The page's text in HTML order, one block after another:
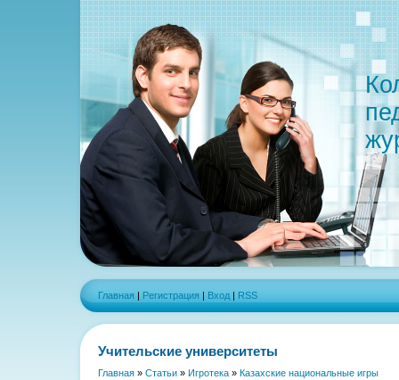
Главная | Регистрация | Вход | RSS
Учительские университеты
Главная » Статьи » Игротека » Казахские национальные игры